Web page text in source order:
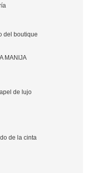
del boutique
MANIJA
de lujo
de la cinta